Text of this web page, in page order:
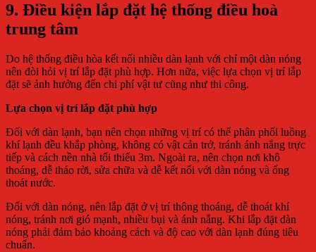
9. Điều kiện lắp đặt hệ thống điều hoà
trung tâm
Do hệ thống điều hòa kết nối nhiều dàn lạnh với chỉ một dàn nóng
nên đòi hỏi vị trí lắp đặt phù hợp. Hơn nữa, việc lựa chọn vị trí lắp
đặt sẽ ảnh hưởng đến chi phí vật tư cũng như thi công.
Lựa chọn vị trí lắp đặt phù hợp
Đối với dàn lạnh, bạn nên chọn những vị trí có thể phân phối luồng
khí lạnh đều khắp phòng, không có vật cản trở, tránh ánh nắng trực
tiếp và cách nền nhà tối thiểu 3m. Ngoài ra, nên chọn nơi khô
thoáng, dễ tháo rời, sửa chữa và dễ kết nối với dàn nóng và ống
thoát nước.
Đối với dàn nóng, nên lắp đặt ở vị trí thông thoáng, dễ thoát khí
nóng, tránh nơi gió mạnh, nhiều bụi và ánh nắng. Khi lắp đặt dàn
nóng phải đảm bảo khoảng cách và độ cao với dàn lạnh đúng tiêu
chuẩn.